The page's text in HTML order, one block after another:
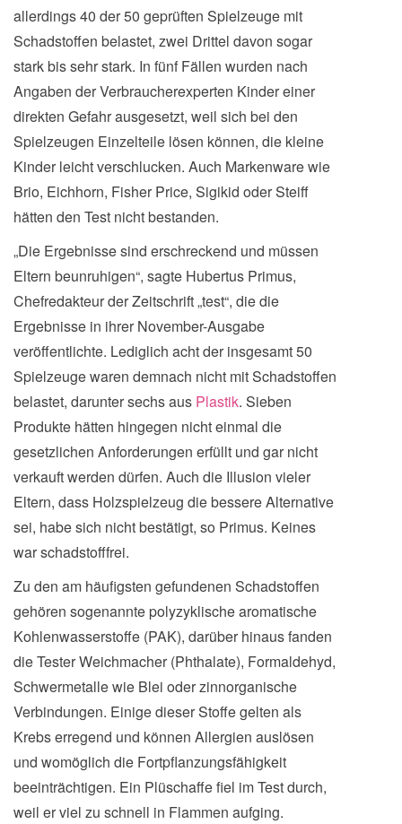
allerdings 40 der 50 geprüften Spielzeuge mit
Schadstoffen belastet, zwei Drittel davon sogar
stark bis sehr stark. In fünf Fällen wurden nach
Angaben der Verbraucherexperten Kinder einer
direkten Gefahr ausgesetzt, weil sich bei den
Spielzeugen Einzelteile lösen können, die kleine
Kinder leicht verschlucken. Auch Markenware wie
Brio, Eichhorn, Fisher Price, Sigikid oder Steiff
hätten den Test nicht bestanden.
„Die Ergebnisse sind erschreckend und müssen
Eltern beunruhigen“, sagte Hubertus Primus,
Chefredakteur der Zeitschrift „test“, die die
Ergebnisse in ihrer November-Ausgabe
veröffentlichte. Lediglich acht der insgesamt 50
Spielzeuge waren demnach nicht mit Schadstoffen
belastet, darunter sechs aus Plastik. Sieben
Produkte hätten hingegen nicht einmal die
gesetzlichen Anforderungen erfüllt und gar nicht
verkauft werden dürfen. Auch die Illusion vieler
Eltern, dass Holzspielzeug die bessere Alternative
sei, habe sich nicht bestätigt, so Primus. Keines
war schadstofffrei.
Zu den am häufigsten gefundenen Schadstoffen
gehören sogenannte polyzyklische aromatische
Kohlenwasserstoffe (PAK), darüber hinaus fanden
die Tester Weichmacher (Phthalate), Formaldehyd,
Schwermetalle wie Blei oder zinnorganische
Verbindungen. Einige dieser Stoffe gelten als
Krebs erregend und können Allergien auslösen
und womöglich die Fortpflanzungsfähigkeit
beeinträchtigen. Ein Plüschaffe fiel im Test durch,
weil er viel zu schnell in Flammen aufging.